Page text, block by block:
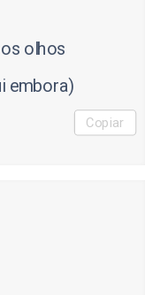
olhos
embora)
Copiar